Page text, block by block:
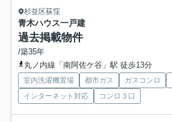
杉並区荻窪
青木ハウス一戸建
過去掲載物件
/築35年
丸ノ内線「南阿佐ケ谷」駅 徒歩13分
室内洗濯機置場 都市ガス ガスコンロ
インターネット対応
コンロ３口